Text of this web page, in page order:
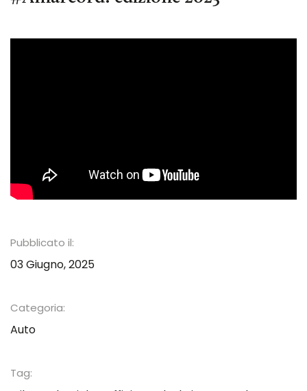
Pubblicato il:
03 Giugno, 2025
Categoria:
Auto
Tag: